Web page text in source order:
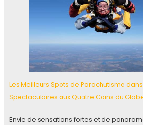
Les Meilleurs Spots de Parachutisme
Spectaculaires aux Quatre Coins du
Envie de sensations fortes et de